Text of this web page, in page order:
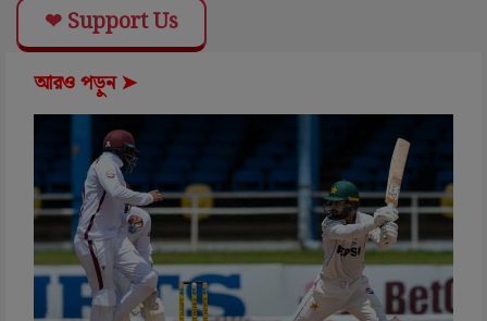
❤ Support Us
আরও পড়ুন ➤